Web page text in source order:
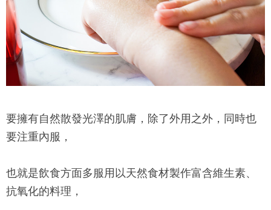
要擁有自然散發光澤的肌膚，除了外用之外，同時也
要注重內服，
也就是飲食方面多服用以天然食材製作富含維生素、
抗氧化的料理，